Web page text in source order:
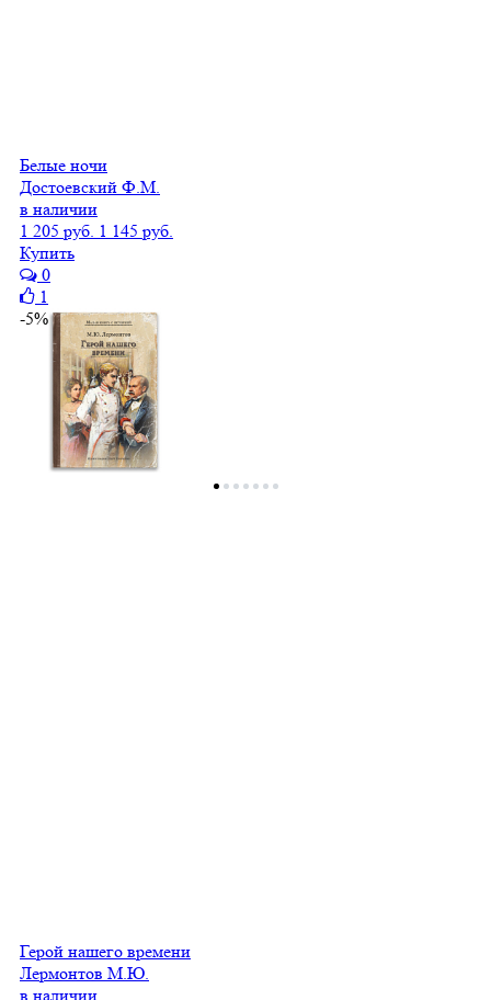
Белые ночи
Достоевский Ф.М.
в наличии
1 205 руб. 1 145 руб.
Купить
0
1
-5%
Герой нашего времени
Лермонтов М.Ю.
в наличии